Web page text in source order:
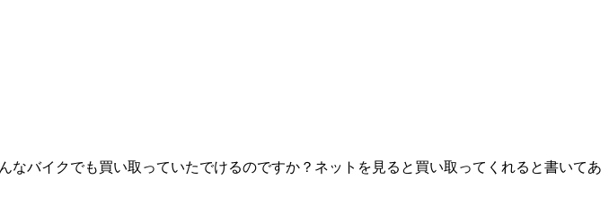
バイクでも買い取っていたでけるのですか？ネットを見ると買い取ってくれると書いてあ